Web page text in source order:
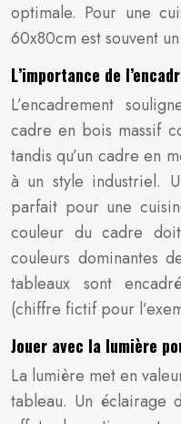
optimale. Pour une
60x80cm est souvent
L’importance de
L’encadrement
cadre en bois massif
tandis qu’un cadre en
à un style industriel.
parfait pour une
couleur du cadre
couleurs dominantes
tableaux sont
(chiffre fictif pour
Jouer avec la lumière
La lumière met en
tableau. Un éclairage